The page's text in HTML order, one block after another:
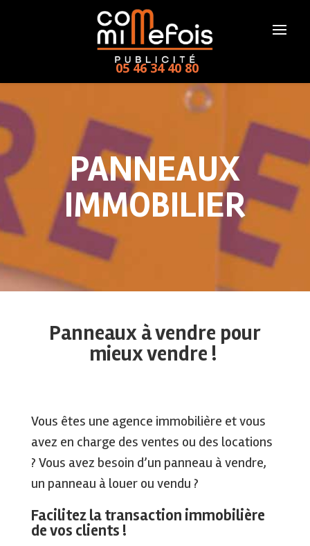
05 46 34 40 80
PANNEAUX
IMMOBILIER
Panneaux à vendre pour
mieux vendre !
Vous êtes une agence immobilière et vous
avez en charge des ventes ou des locations
? Vous avez besoin d’un panneau à vendre,
un panneau à louer ou vendu ?
Facilitez la transaction immobilière
de vos clients !